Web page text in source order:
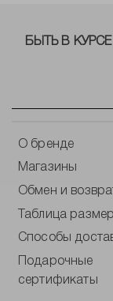
О бренде
Магазины
Обмен и
Таблица
Способы
Подарочные
сертификаты
БЫТЬ В КУРСЕ